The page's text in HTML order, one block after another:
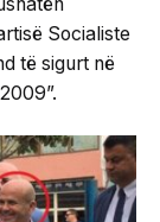
Socialiste
të sigurt në